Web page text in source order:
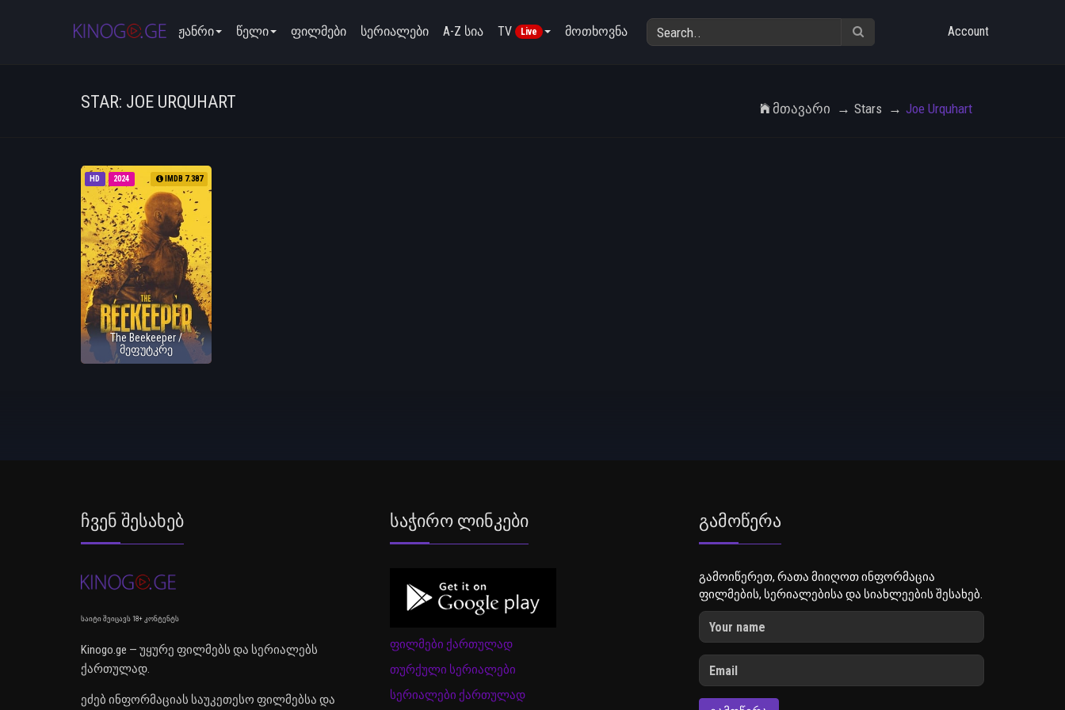
ჟანრი წელი ფილმები სერიალები A-Z სია TV Live მოთხოვნა Account
STAR: JOE URQUHART Მთავარი Stars Joe Urquhart
HD 2024 IMDB 7.387
The Beekeeper /
მეფუტკრე
Ჩვენ Შესახებ
საიტი შეიცავს 18+ კონტენტს
Kinogo.ge — უყურე ფილმებს და სერიალებს
ქართულად.
ეძებ ინფორმაციას საუკეთესო ფილმებსა და
Საჭირო Ლინკები
ფილმები ქართულად
თურქული სერიალები
სერიალები ქართულად
Გამოწერა
გამოიწერეთ, რათა მიიღოთ ინფორმაცია
ფილმების, სერიალებისა და სიახლეების შესახებ.